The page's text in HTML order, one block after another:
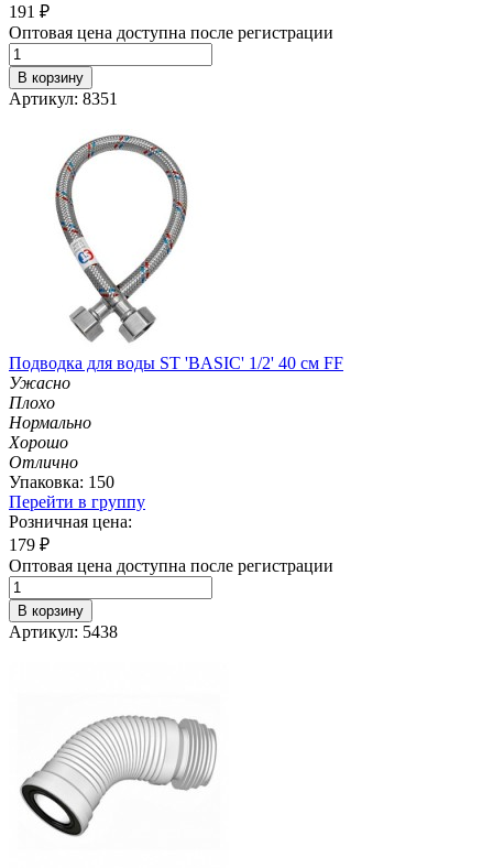
191 ₽
Оптовая цена доступна после регистрации
В корзину
Артикул: 8351
Подводка для воды ST 'BASIC' 1/2' 40 см FF
Ужасно
Плохо
Нормально
Хорошо
Отлично
Упаковка: 150
Перейти в группу
Розничная цена:
179 ₽
Оптовая цена доступна после регистрации
В корзину
Артикул: 5438